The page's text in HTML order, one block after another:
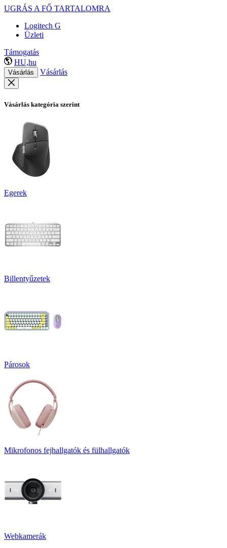
UGRÁS A FŐ TARTALOMRA
Logitech G
Üzleti
Támogatás
HU,hu
Vásárlás Vásárlás
Vásárlás kategória szerint
Egerek
Billentyűzetek
Párosok
Mikrofonos fejhallgatók és fülhallgatók
Webkamerák